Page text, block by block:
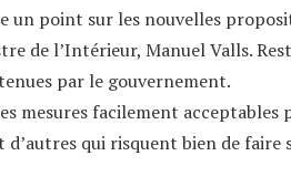
un point sur les nouvelles
de l’Intérieur, Manuel Valls.
par le gouvernement.
mesures facilement acceptables
d’autres qui risquent bien de